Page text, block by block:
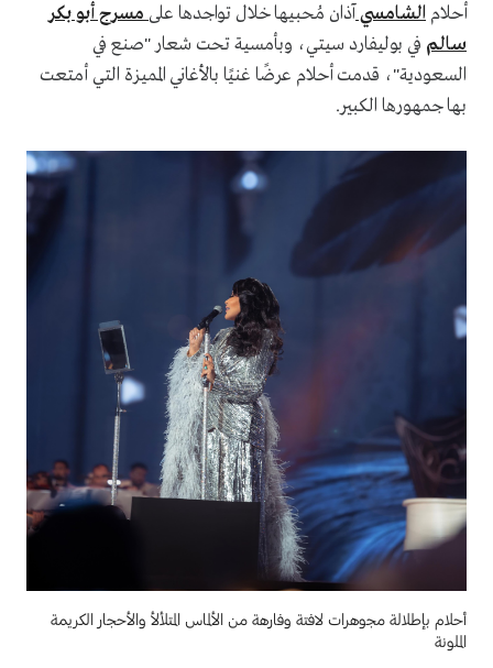
أحلام الشامسيآذان مُحبيها خلال تواجدها على مسرح أبو بكر
سالم في بوليفارد سيتي، وبأمسية تحت شعار "صنع في
السعودية"، قدمت أحلام عرضًا غنيًا بالأغاني المميزة التي أمتعت
بها جمهورها الكبير.
أحلام بإطلالة مجوهرات لافتة وفارهة من الألماس المتلألأ والأحجار الكريمة
الملونة